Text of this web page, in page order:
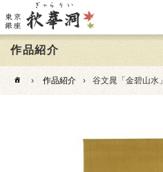
作品紹介
› 作品紹介 › 谷文晁「金碧山水」